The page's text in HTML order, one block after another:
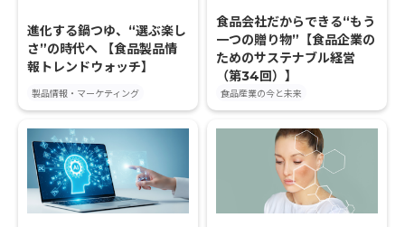
進化する鍋つゆ、“選ぶ楽し
さ”の時代へ 【食品製品情
報トレンドウォッチ】
製品情報・マーケティング
食品会社だからできる“もう
一つの贈り物”【食品企業の
ためのサステナブル経営
（第34回）】
食品産業の今と未来